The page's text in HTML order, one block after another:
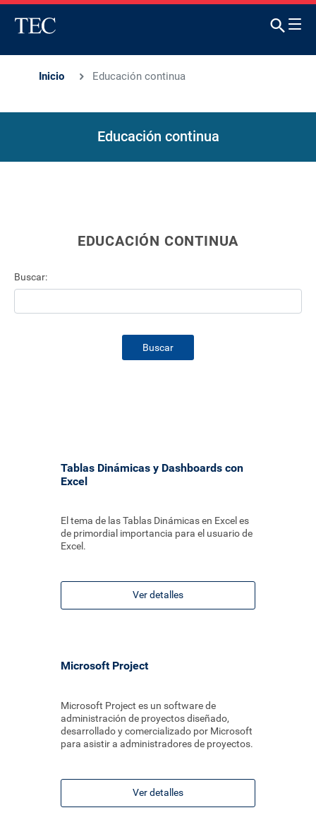
Inicio Educación continua
Educación continua
EDUCACIÓN CONTINUA
Buscar:
Buscar
Tablas Dinámicas y Dashboards con
Excel
El tema de las Tablas Dinámicas en Excel es
de primordial importancia para el usuario de
Excel.
Ver detalles
Microsoft Project
Microsoft Project es un software de
administración de proyectos diseñado,
desarrollado y comercializado por Microsoft
para asistir a administradores de proyectos.
Ver detalles